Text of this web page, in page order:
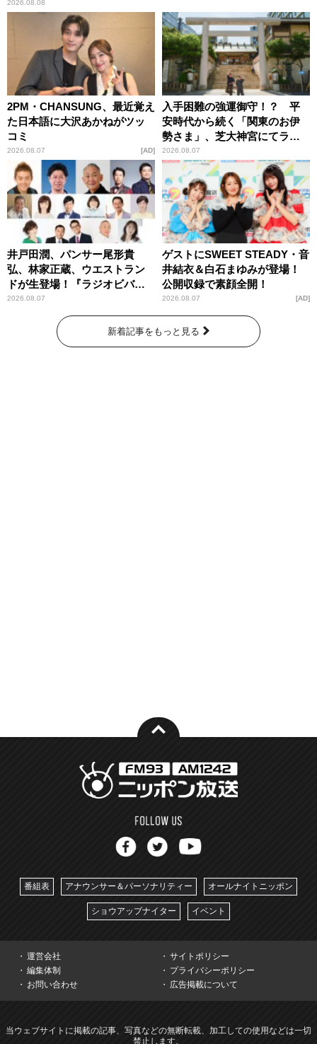
2026.08.08
2PM・CHANSUNG、最近覚え
た日本語に大沢あかねがツッ
コミ
2026.08.07 AD
入手困難の強運御守！？ 平
安時代から続く「関東のお伊
勢さま」、芝大神宮にてラン
パンプスが合格祈願！
2026.08.07
井戸田潤、パンサー尾形貴
弘、林家正蔵、ウエストラン
ドが生登場！『ラジオビバリ
ー昼ズ』
2026.08.07
ゲストにSWEET STEADY・音
井結衣＆白石まゆみが登場！
公開収録で素顔全開！
2026.08.07 AD
新着記事をもっと見る
番組表 アナウンサー＆パーソナリティー オールナイトニッポン
ショウアップナイター イベント
運営会社
サイトポリシー
編集体制
プライバシーポリシー
お問い合わせ
広告掲載について
当ウェブサイトに掲載の記事、写真などの無断転載、加工しての使用などは一切
禁止します。